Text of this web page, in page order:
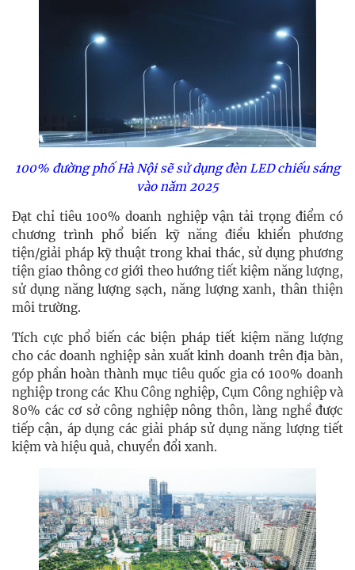
100% đường phố Hà Nội sẽ sử dụng đèn LED chiếu sáng
vào năm 2025
Đạt chỉ tiêu 100% doanh nghiệp vận tải trọng điểm có
chương trình phổ biến kỹ năng điều khiển phương
tiện/giải pháp kỹ thuật trong khai thác, sử dụng phương
tiện giao thông cơ giới theo hướng tiết kiệm năng lượng,
sử dụng năng lượng sạch, năng lượng xanh, thân thiện
môi trường.
Tích cực phổ biến các biện pháp tiết kiệm năng lượng
cho các doanh nghiệp sản xuất kinh doanh trên địa bàn,
góp phần hoàn thành mục tiêu quốc gia có 100% doanh
nghiệp trong các Khu Công nghiệp, Cụm Công nghiệp và
80% các cơ sở công nghiệp nông thôn, làng nghề được
tiếp cận, áp dụng các giải pháp sử dụng năng lượng tiết
kiệm và hiệu quả, chuyển đổi xanh.